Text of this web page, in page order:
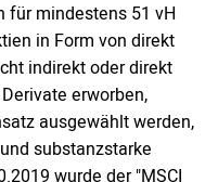
für mindestens 51 vH
in Form von direkt
indirekt oder direkt
erworben,
ausgewählt werden,
substanzstarke